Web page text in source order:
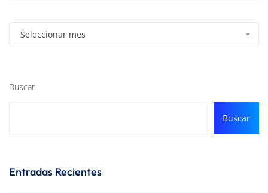
Seleccionar mes
Buscar
Buscar
Entradas Recientes